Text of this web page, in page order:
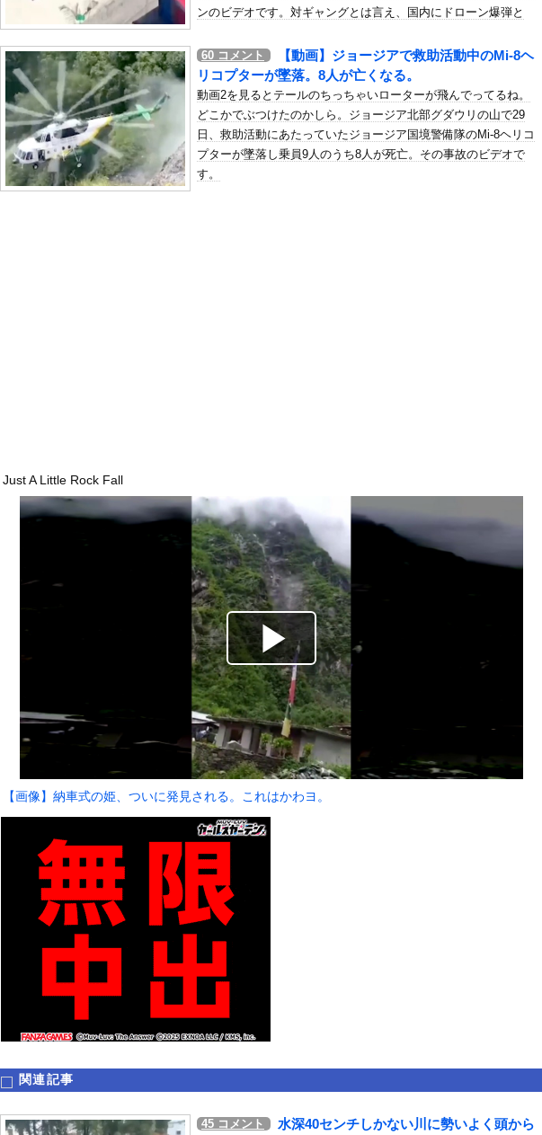
【朗報】齋藤飛鳥、前屈みで完全に見えてる動画が拡散されてしまう…
海外「日本よ、お前がナンバーワンだ」 熊本地震直後の日本の対応のスピードに世界が衝撃
勇気を出して白人美女にチン凸したアジア人短小男
、爆笑されてしまうｗｗｗ
10年もの間浮気してた嫁。まさかと思い長男のDNA鑑定をするがいいな？と問うと、元嫁...
ウクライナ侵攻以降、ロシア軍兵士のHIV感染が2000％急増…ウクライナメディア！
【配信者】「金バエ」のSNS更新が1週間途絶え、様々な憶測が飛び交う。1週間ぶりの投...
【画像】女の子「危機管理フォーーーーム！！！」
【画像】影山優佳さん(25)、下着姿であたシコが止まらない
彼の誕生日をみんなで祝ってみた。うっひょ～！ → この喜びようです…
サッカーの選手に落雷、帰らぬ人となる
【動画】看護師の男性に男が殴りかかるが…看護師が柔術使いだった
【黒歴史】こういう昔の大学ヤリサーの流出エロ動画（顔出し）が一番抜ける
韓国人「安貞桓が韓国代表に激怒！『惨憺たる結果、徹底的な刷新が必要だ』と監督や協会を...
ケンタッキーとか言う唐揚げ屋ｗｗｗｗｗ
【画像】このAVが性癖ブッ刺さりで精子ドクドク作られるわｗｗｗｗ
【悲報】味噌ラーメンで行列、出来ない
【中国】男の子が爆竹に点火 マンホールが爆発しふた吹き飛ぶ
【画像】伊藤舞雪とかいうＡＶ女優ｗｗｗｗｗｗｗｗｗｗw
【緊急】肛門にスティックのり入れたけど出てこないの！！
お知らせ
【動画】サッカーの試合中の落雷で選手1人が死亡、12人が負傷した事故。
Powered by livedoor 相互RSS
このページは 1000mg が管理しています。 RSS設定 更新順130件まで。それ以降の古いものは表
示されません。
ンのビデオです。対ギャングとは言え、国内にドローン爆弾と
60 コメント
【動画】ジョージアで救助活動中のMi-8ヘ
リコプターが墜落。8人が亡くなる。
動画2を見るとテールのちっちゃいローターが飛んでってるね。
どこかでぶつけたのかしら。ジョージア北部グダウリの山で29
日、救助活動にあたっていたジョージア国境警備隊のMi-8ヘリコ
プターが墜落し乗員9人のうち8人が死亡。その事故のビデオで
す。
Just A Little Rock Fall
【画像】納車式の姫、ついに発見される。これはかわヨ。
関連記事
45 コメント 水深40センチしかない川に勢いよく頭から